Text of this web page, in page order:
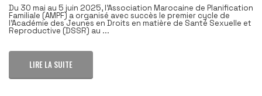
Du 30 mai au 5 juin 2025, l'Association Marocaine de Planification
Familiale (AMPF) a organisé avec succès le premier cycle de
l'Académie des Jeunes en Droits en matière de Santé Sexuelle et
Reproductive (DSSR) au ...
LIRE LA SUITE